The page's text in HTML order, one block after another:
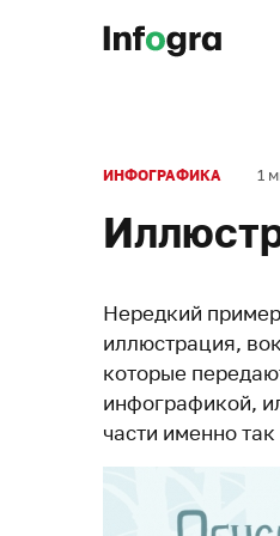
ИНФОГРАФИКА 1
Нередкий
иллюстрация,
которые
инфографикой,
части именно так